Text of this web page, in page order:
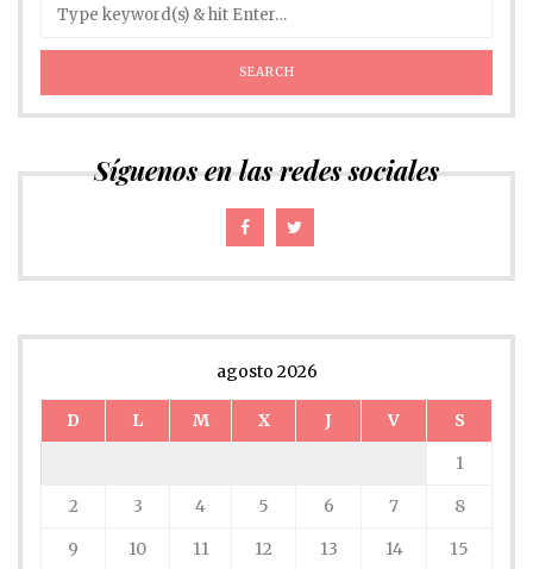
Síguenos en las redes sociales
agosto 2026
D L M X J V
S
1
2
3 4 5 6 7
8
9
10 11 12 13 14
15